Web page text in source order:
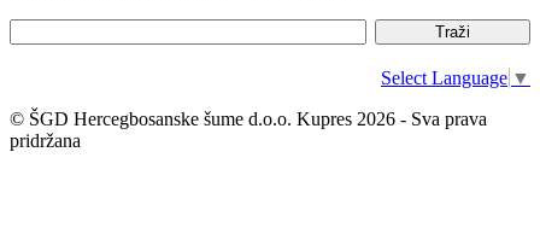
Select Language ▼
© ŠGD Hercegbosanske šume d.o.o. Kupres 2026 - Sva prava
pridržana